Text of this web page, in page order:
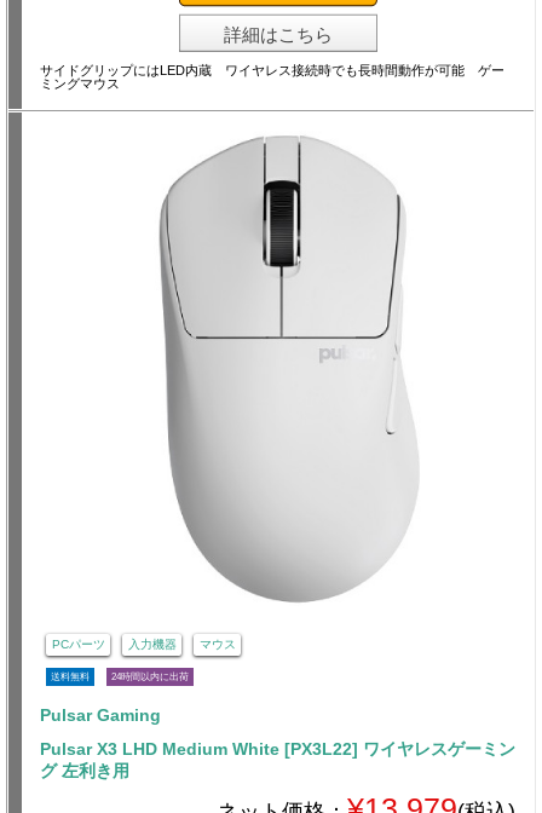
詳細はこちら
サイドグリップにはLED内蔵 ワイヤレス接続時でも長時間動作が可能 ゲー
ミングマウス
PCパーツ 入力機器 マウス
送料無料 24時間以内に出荷
Pulsar Gaming
Pulsar X3 LHD Medium White [PX3L22] ワイヤレスゲーミン
グ 左利き用